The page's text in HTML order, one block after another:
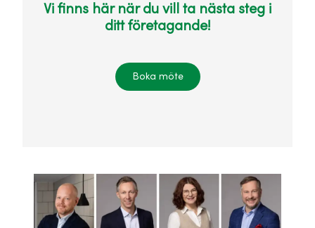
Vi finns här när du vill ta nästa steg i
ditt företagande!
Boka möte